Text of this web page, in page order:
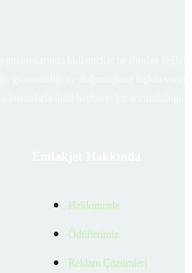
Hakkımızda
Ödüllerimiz
Reklam Çözümleri